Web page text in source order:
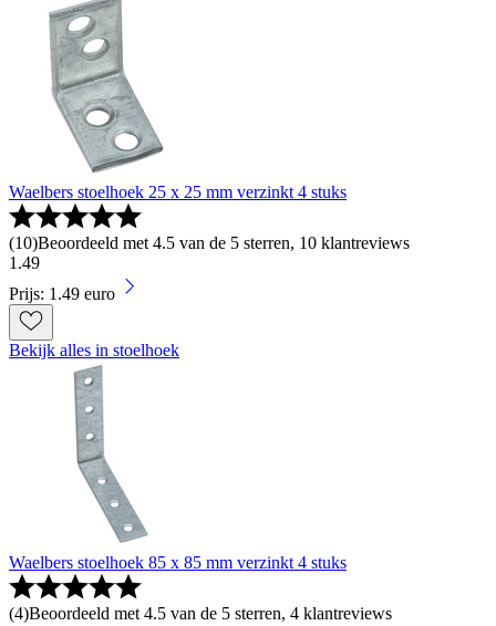
Waelbers stoelhoek 25 x 25 mm verzinkt 4 stuks
(10)Beoordeeld met 4.5 van de 5 sterren, 10 klantreviews
1 .49
Prijs: 1.49 euro
Bekijk alles in stoelhoek
Waelbers stoelhoek 85 x 85 mm verzinkt 4 stuks
(4)Beoordeeld met 4.5 van de 5 sterren, 4 klantreviews